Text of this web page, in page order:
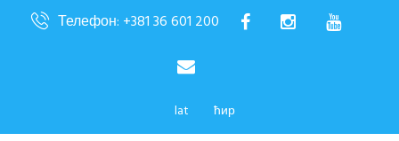
Телефон: +381 36 601 200
lat ћир